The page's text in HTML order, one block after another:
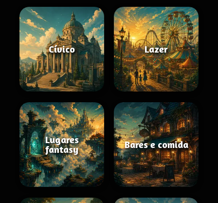
Cívico Lazer
Lugares
fantasy
Bares e comida